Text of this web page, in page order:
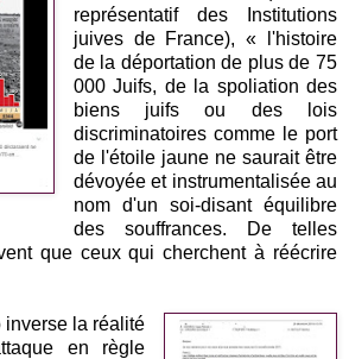
représentatif des Institutions
juives de France), « l'histoire
de la déportation de plus de 75
000 Juifs, de la spoliation des
biens juifs ou des lois
discriminatoires comme le port
de l'étoile jaune ne saurait être
dévoyée et instrumentalisée au
nom d'un soi-disant équilibre
des souffrances. De telles
que ceux qui cherchent à réécrire
inverse la réalité
en règle